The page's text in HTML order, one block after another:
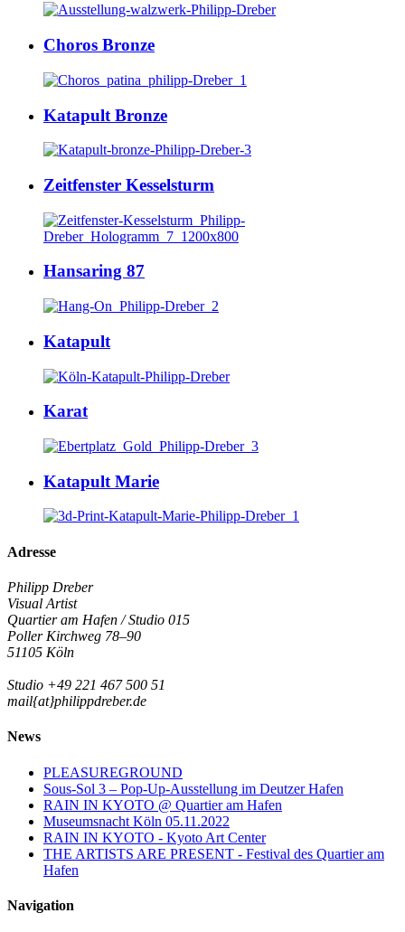
Choros Bronze
Katapult Bronze
Zeitfenster Kesselsturm
Hansaring 87
Katapult
Karat
Katapult Marie
Adresse
Philipp Dreber
Visual Artist
Quartier am Hafen / Studio 015
Poller Kirchweg 78–90
51105 Köln
Studio +49 221 467 500 51
mail{at}philippdreber.de
News
PLEASUREGROUND
Sous-Sol 3 – Pop-Up-Ausstellung im Deutzer Hafen
RAIN IN KYOTO @ Quartier am Hafen
Museumsnacht Köln 05.11.2022
RAIN IN KYOTO - Kyoto Art Center
THE ARTISTS ARE PRESENT - Festival des Quartier am
Hafen
Navigation